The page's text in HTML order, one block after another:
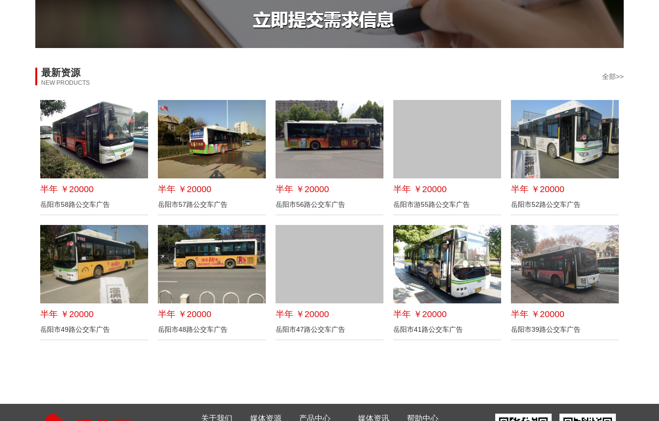
最新资源
NEW PRODUCTS
全部>>
半年 ￥20000
岳阳市58路公交车广告
半年 ￥20000
岳阳市57路公交车广告
半年 ￥20000
岳阳市56路公交车广告
半年 ￥20000
岳阳市游55路公交车广告
半年 ￥20000
岳阳市52路公交车广告
半年 ￥20000
岳阳市49路公交车广告
半年 ￥20000
岳阳市48路公交车广告
半年 ￥20000
岳阳市47路公交车广告
半年 ￥20000
岳阳市41路公交车广告
半年 ￥20000
岳阳市39路公交车广告
关于我们 媒体资源 产品中心 媒体资讯 帮助中心